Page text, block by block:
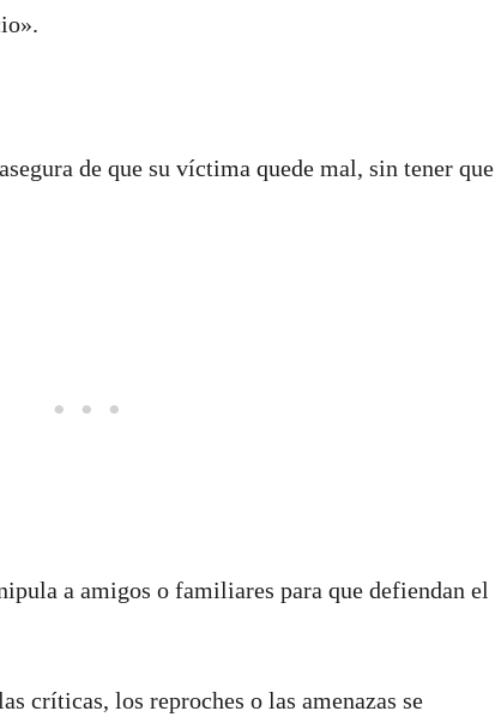
de que su víctima quede mal, sin tener que
a amigos o familiares para que defiendan el
críticas, los reproches o las amenazas se